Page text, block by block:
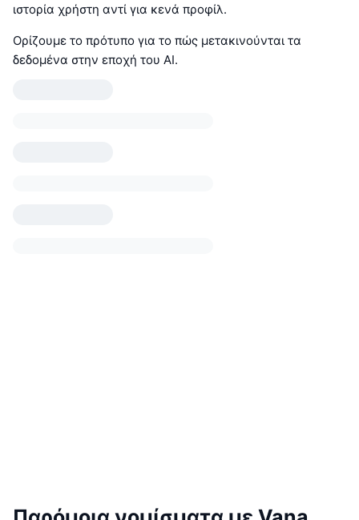
ιστορία χρήστη αντί για κενά προφίλ.
Ορίζουμε το πρότυπο για το πώς μετακινούνται τα
δεδομένα στην εποχή του AI.